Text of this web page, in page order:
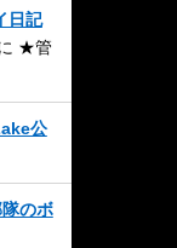
日記
★管
公
のボ